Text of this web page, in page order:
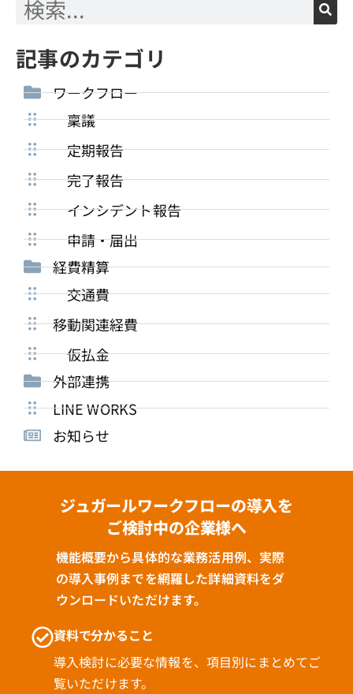
記事のカテゴリ
ワークフロー
稟議
定期報告
完了報告
インシデント報告
申請・届出
経費精算
交通費
移動関連経費
仮払金
外部連携
LINE WORKS
お知らせ
ジュガールワークフローの導入を
ご検討中の企業様へ
機能概要から具体的な業務活用例、実際
の導入事例までを網羅した詳細資料をダ
ウンロードいただけます。
資料で分かること
導入検討に必要な情報を、項目別にまとめてご
覧いただけます。